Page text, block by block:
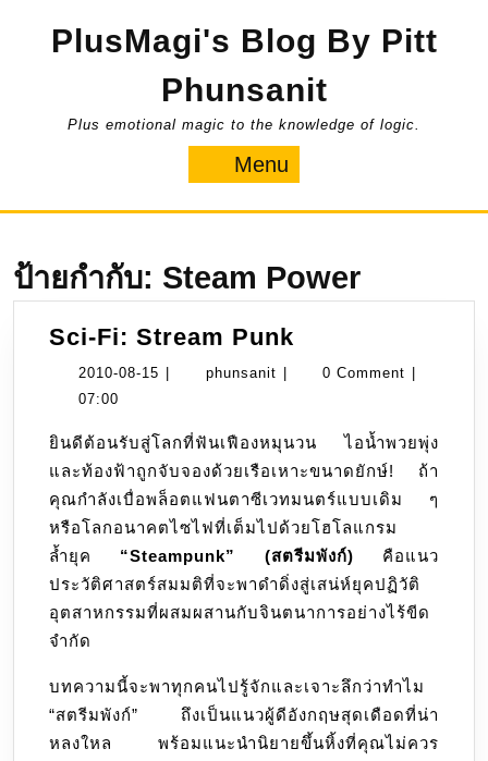
PlusMagi's Blog By Pitt
Phunsanit
Plus emotional magic to the knowledge of logic.
Menu
ป้ายกำกับ: Steam Power
Sci-Fi: Stream Punk
Fi:
2010-08-15 2010- phunsanit phunsanit0 Comment
07:00
ยินดีต้อนรับสู่โลกที่ฟันเฟืองหมุนวน ไอน้ำพวยพุ่ง
และท้องฟ้าถูกจับจองด้วยเรือเหาะขนาดยักษ์! ถ้า
คุณกำลังเบื่อพล็อตแฟนตาซีเวทมนตร์แบบเดิม ๆ
หรือโลกอนาคตไซไฟที่เต็มไปด้วยโฮโลแกรม
ล้ำยุค “Steampunk” (สตรีมพังก์) คือแนว
ประวัติศาสตร์สมมติที่จะพาดำดิ่งสู่เสน่ห์ยุคปฏิวัติ
อุตสาหกรรมที่ผสมผสานกับจินตนาการอย่างไร้ขีด
จำกัด
บทความนี้จะพาทุกคนไปรู้จักและเจาะลึกว่าทำไม
“สตรีมพังก์” ถึงเป็นแนวผู้ดีอังกฤษสุดเดือดที่น่า
หลงใหล พร้อมแนะนำนิยายขึ้นหิ้งที่คุณไม่ควร